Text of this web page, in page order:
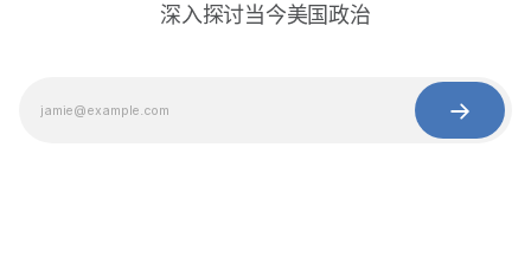
深入探讨当今美国政治